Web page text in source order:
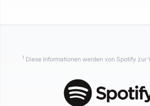
1 Diese Informationen werden von Spotify zur